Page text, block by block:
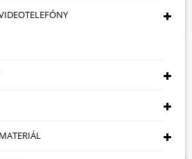
Optické Káble
sa 1-4 z 4 položiek